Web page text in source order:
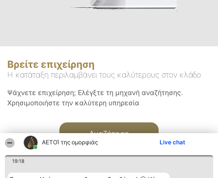
ΑΕΤΟΊ της ομορφιάς Live chat
19:18
Βρείτε επιχείρηση
Η κατάταξη περιλαμβάνει τους καλύτερους στον κλάδο
Ψάχνετε επιχείρηση; Ελέγξτε τη μηχανή αναζήτησης.
Χρησιμοποιήστε την καλύτερη υπηρεσία
Αναζήτηση